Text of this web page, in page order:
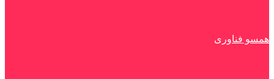
همسو فناوری